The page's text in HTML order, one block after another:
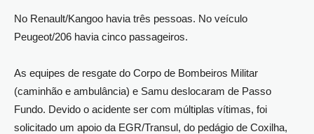
No Renault/Kangoo havia três pessoas. No veículo
Peugeot/206 havia cinco passageiros.
As equipes de resgate do Corpo de Bombeiros Militar
(caminhão e ambulância) e Samu deslocaram de Passo
Fundo. Devido o acidente ser com múltiplas vítimas, foi
solicitado um apoio da EGR/Transul, do pedágio de Coxilha,